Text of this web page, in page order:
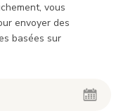
vous
envoyer des
basées sur